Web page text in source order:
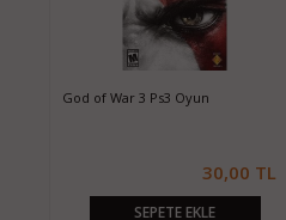
God of War 3 Ps3 Oyun
30,00 TL
SEPETE EKLE